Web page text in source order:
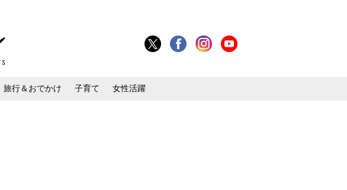
旅行＆おでかけ 子育て 女性活躍